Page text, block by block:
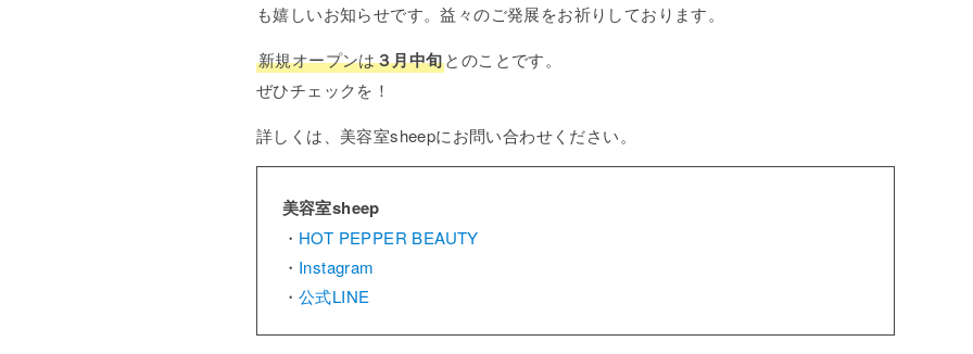
も嬉しいお知らせです。益々のご発展をお祈りしております。
新規オープンは３月中旬とのことです。
ぜひチェックを！
詳しくは、美容室sheepにお問い合わせください。
美容室sheep
・ HOT PEPPER BEAUTY
・ Instagram
・ 公式LINE